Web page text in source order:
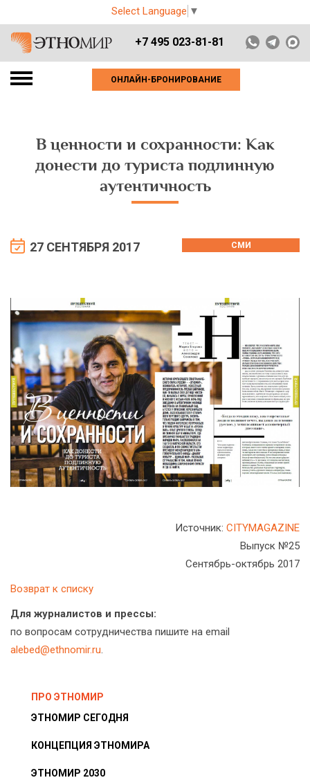
Select Language ▼
+7 495 023-81-81
ОНЛАЙН-БРОНИРОВАНИЕ
В ценности и сохранности: Как
донести до туриста подлинную
аутентичность
27 СЕНТЯБРЯ 2017 СМИ
Источник: CITYMAGAZINE
Выпуск №25
Сентябрь-октябрь 2017
Возврат к списку
Для журналистов и прессы:
по вопросам сотрудничества пишите на email
alebed@ethnomir.ru.
ПРО ЭТНОМИР
ЭТНОМИР СЕГОДНЯ
КОНЦЕПЦИЯ ЭТНОМИРА
ЭТНОМИР 2030